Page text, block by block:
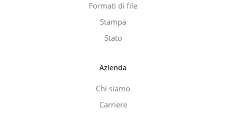
Formati di file
Stampa
Stato
Azienda
Chi siamo
Carriere